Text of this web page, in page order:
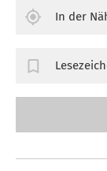
In der